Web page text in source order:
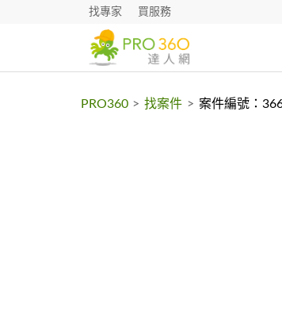
找專家 買服務
PRO360 > 找案件 > 案件編號：